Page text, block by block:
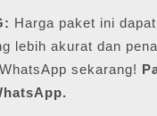
Harga paket ini
lebih akurat dan
sekarang!